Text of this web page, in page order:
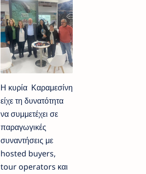
Η κυρία Καραμεσίνη
είχε τη δυνατότητα
να συμμετέχει σε
παραγωγικές
συναντήσεις με
hosted buyers,
tour operators και